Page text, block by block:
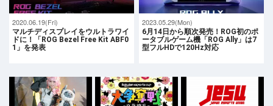
2020.06.19(Fri)
マルチディスプレイをウルトラワイ
ドに！「ROG Bezel Free Kit ABF0
1」を発表
2023.05.29(Mon)
6月14日から順次発売！ROG初のポ
ータブルゲーム機「ROG Ally」は7
型フルHDで120Hz対応